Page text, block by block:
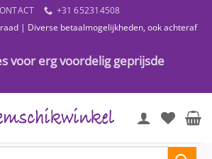
+31 652314508
| Diverse betaalmogelijkheden, ook achteraf
voor erg voordelig geprijsde